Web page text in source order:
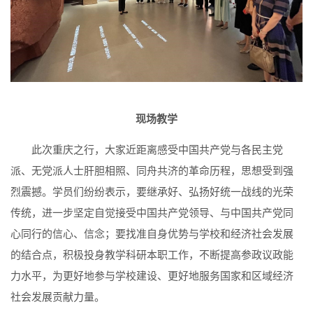
现场教学
此次重庆之行，大家近距离感受中国共产党与各民主党
派、无党派人士肝胆相照、同舟共济的革命历程，思想受到强
烈震撼。学员们纷纷表示，要继承好、弘扬好统一战线的光荣
传统，进一步坚定自觉接受中国共产党领导、与中国共产党同
心同行的信心、信念；要找准自身优势与学校和经济社会发展
的结合点，积极投身教学科研本职工作，不断提高参政议政能
力水平，为更好地参与学校建设、更好地服务国家和区域经济
社会发展贡献力量。